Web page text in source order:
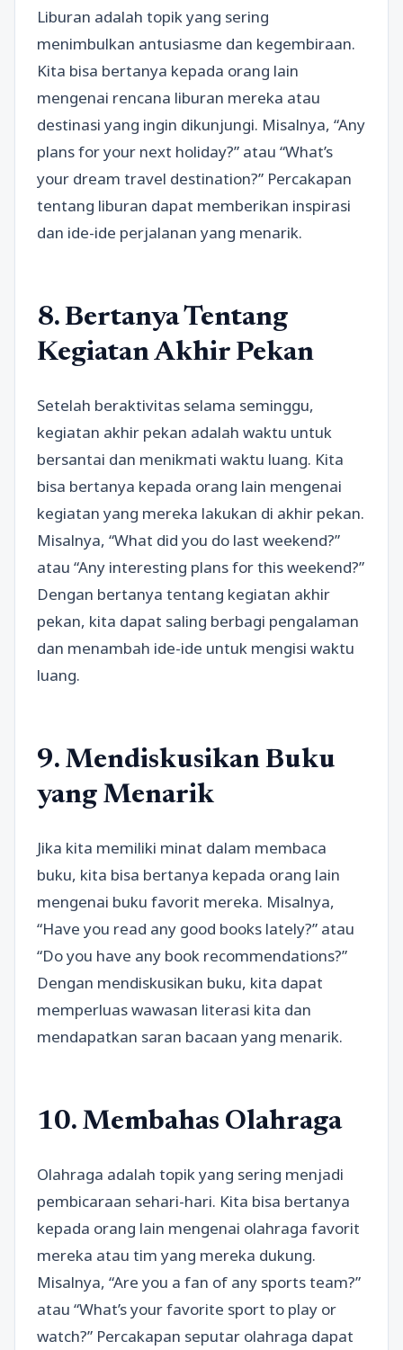
Liburan adalah topik yang sering
menimbulkan antusiasme dan kegembiraan.
Kita bisa bertanya kepada orang lain
mengenai rencana liburan mereka atau
destinasi yang ingin dikunjungi. Misalnya, “Any
plans for your next holiday?” atau “What’s
your dream travel destination?” Percakapan
tentang liburan dapat memberikan inspirasi
dan ide-ide perjalanan yang menarik.
8. Bertanya Tentang
Kegiatan Akhir Pekan
Setelah beraktivitas selama seminggu,
kegiatan akhir pekan adalah waktu untuk
bersantai dan menikmati waktu luang. Kita
bisa bertanya kepada orang lain mengenai
kegiatan yang mereka lakukan di akhir pekan.
Misalnya, “What did you do last weekend?”
atau “Any interesting plans for this weekend?”
Dengan bertanya tentang kegiatan akhir
pekan, kita dapat saling berbagi pengalaman
dan menambah ide-ide untuk mengisi waktu
luang.
9. Mendiskusikan Buku
yang Menarik
Jika kita memiliki minat dalam membaca
buku, kita bisa bertanya kepada orang lain
mengenai buku favorit mereka. Misalnya,
“Have you read any good books lately?” atau
“Do you have any book recommendations?”
Dengan mendiskusikan buku, kita dapat
memperluas wawasan literasi kita dan
mendapatkan saran bacaan yang menarik.
10. Membahas Olahraga
Olahraga adalah topik yang sering menjadi
pembicaraan sehari-hari. Kita bisa bertanya
kepada orang lain mengenai olahraga favorit
mereka atau tim yang mereka dukung.
Misalnya, “Are you a fan of any sports team?”
atau “What’s your favorite sport to play or
watch?” Percakapan seputar olahraga dapat